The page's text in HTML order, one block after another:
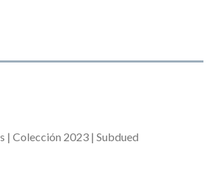
| Colección 2023 | Subdued